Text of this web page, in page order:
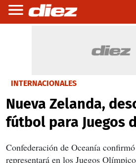
INTERNACIONALES
Nueva Zelanda,
fútbol para Juegos
Confederación de Oceanía
representará en los Juegos